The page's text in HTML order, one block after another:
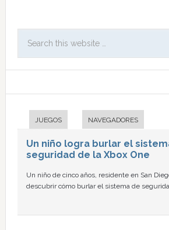
JUEGOS NAVEGADORES
Un niño logra burlar el
seguridad de la Xbox One
Un niño de cinco años, residente en San
descubrir cómo burlar el sistema de